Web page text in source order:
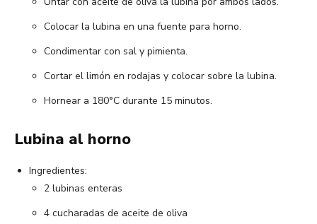
Colocar la lubina en una fuente para horno.
Condimentar con sal y pimienta.
Cortar el limón en rodajas y colocar sobre la lubina.
Hornear a 180°C durante 15 minutos.
Lubina al horno
Ingredientes:
2 lubinas enteras
4 cucharadas de aceite de oliva